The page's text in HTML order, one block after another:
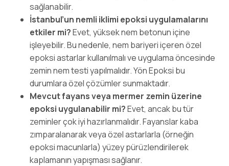
sağlanabilir.
İstanbul’un nemli iklimi epoksi uygulamalarını
etkiler mi?Evet, yüksek nem betonun içine
işleyebilir. Bu nedenle, nem bariyeri içeren özel
epoksi astarlar kullanılmalı ve uygulama öncesinde
zemin nem testi yapılmalıdır. Yön Epoksi bu
durumlara özel çözümler sunmaktadır.
Mevcut fayans veya mermer zemin üzerine
epoksi uygulanabilir mi?Evet, ancak bu tür
zeminler çok iyi hazırlanmalıdır. Fayanslar kaba
zımparalanarak veya özel astarlarla (örneğin
epoksi macunlarla) yüzey pürüzlendirilerek
kaplamanın yapışması sağlanır.